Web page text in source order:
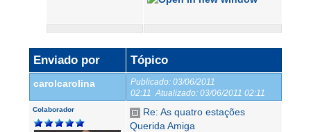
Enviado por Tópico
carolcarolina Publicado: 03/06/2011
02:11 Atualizado: 03/06/2011 02:11
Colaborador
Re: As quatro estações
Querida Amiga